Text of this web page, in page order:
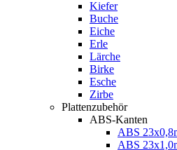
Kiefer
Buche
Eiche
Erle
Lärche
Birke
Esche
Zirbe
Plattenzubehör
ABS-Kanten
ABS
ABS